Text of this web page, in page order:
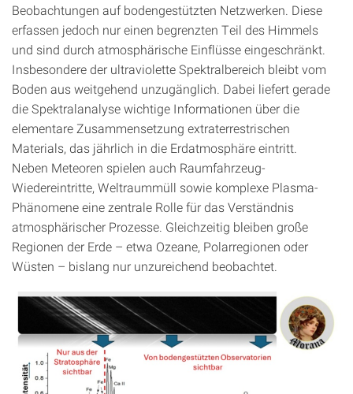
Beobachtungen auf bodengestützten Netzwerken. Diese
erfassen jedoch nur einen begrenzten Teil des Himmels
und sind durch atmosphärische Einflüsse eingeschränkt.
Insbesondere der ultraviolette Spektralbereich bleibt vom
Boden aus weitgehend unzugänglich. Dabei liefert gerade
die Spektralanalyse wichtige Informationen über die
elementare Zusammensetzung extraterrestrischen
Materials, das jährlich in die Erdatmosphäre eintritt.
Neben Meteoren spielen auch Raumfahrzeug-
Wiedereintritte, Weltraummüll sowie komplexe Plasma-
Phänomene eine zentrale Rolle für das Verständnis
atmosphärischer Prozesse. Gleichzeitig bleiben große
Regionen der Erde – etwa Ozeane, Polarregionen oder
Wüsten – bislang nur unzureichend beobachtet.